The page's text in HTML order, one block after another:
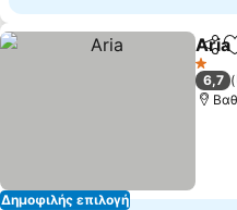
Δημοφιλής επιλογή
Aria
1
6,7